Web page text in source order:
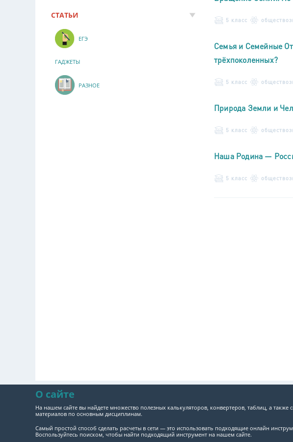
5 класс
Семья и Семейные
трёхпоколенных?
5 класс
Природа Земли и
5 класс
Наша Родина —
5 класс
СТАТЬИ
ЕГЭ
ГАДЖЕТЫ
РАЗНОЕ
О сайте
На нашем сайте вы найдете множество полезных калькуляторов, конвертеров, таблиц, а также
материалов по основным дисциплинам.
Самый простой способ сделать расчеты в сети — это использовать подходящие онлайн
Воспользуйтесь поиском, чтобы найти подходящий инструмент на нашем сайте.